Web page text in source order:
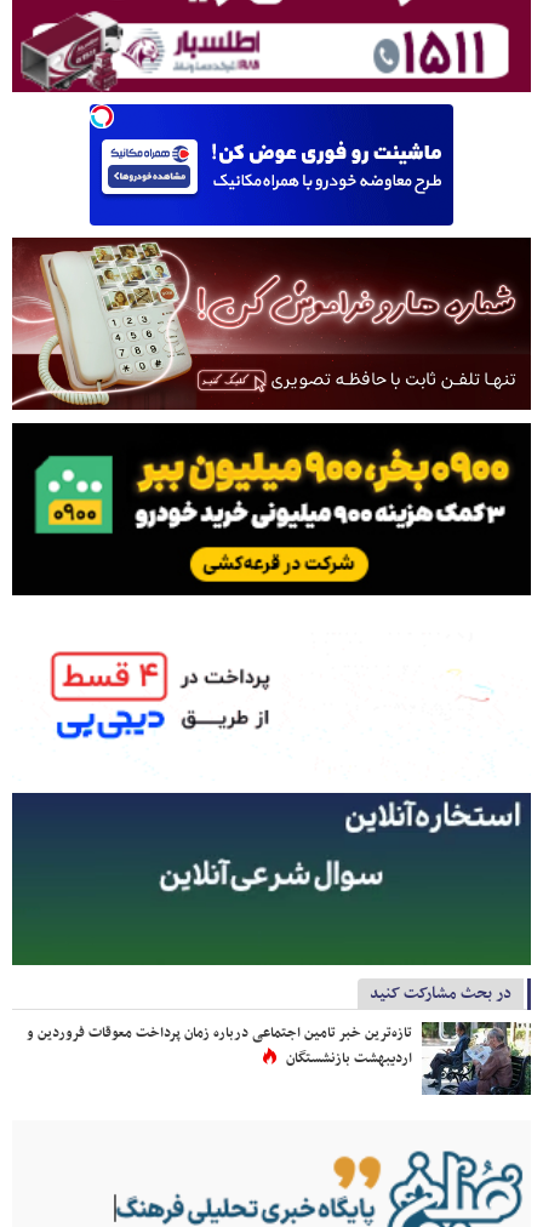
در بحث مشارکت کنید
تازه‌ترین خبر تامین اجتماعی درباره زمان پرداخت معوقات فروردین و
اردیبهشت بازنشستگان